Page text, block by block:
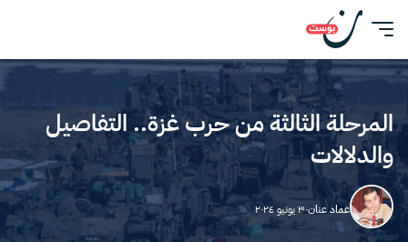
المرحلة الثالثة من حرب غزة.. التفاصيل
والدلالات
عماد عنان٣٠ يونيو ٢٠٢٤